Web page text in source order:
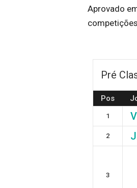
Aprovado
Pré
Pos
1
2
3